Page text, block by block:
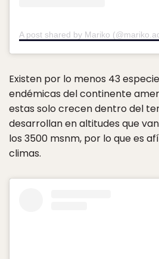
A post shared by Mariko
Existen por lo menos 43
endémicas del continente
estas solo crecen dentro del
desarrollan en altitudes que
los 3500 msnm, por lo que es
climas.